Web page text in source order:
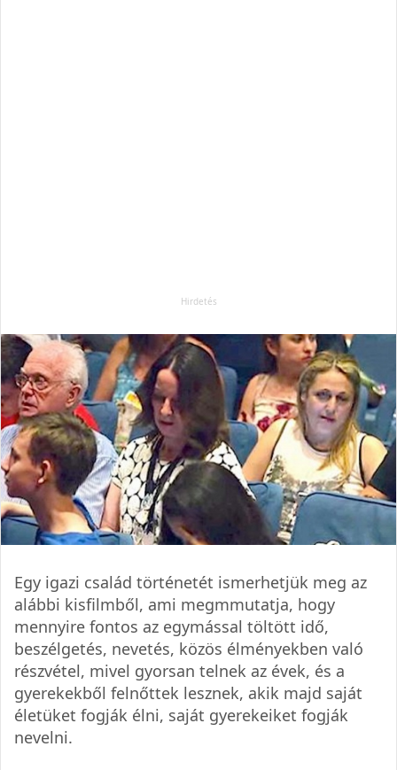
Egy igazi család történetét ismerhetjük meg az
alábbi kisfilmből, ami megmmutatja, hogy
mennyire fontos az egymással töltött idő,
beszélgetés, nevetés, közös élményekben való
részvétel, mivel gyorsan telnek az évek, és a
gyerekekből felnőttek lesznek, akik majd saját
életüket fogják élni, saját gyerekeiket fogják
nevelni.